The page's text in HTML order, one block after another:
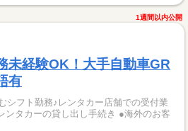
1週間以内公開
未経験OK！大手自動車GR
有
シフト勤務♪レンタカー店舗での受付業
タカーの貸し出し手続き ●海外のお客